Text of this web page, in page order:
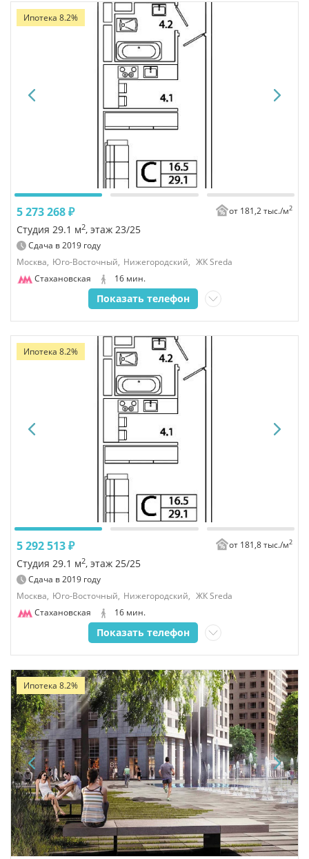
Ипотека 8.2%
5 273 268 ₽ от 181,2 тыс./м2
Студия 29.1 м2, этаж 23/25
Сдача в2019 году
Москва, Юго-Восточный, Нижегородский, ЖК Sreda
Стахановская
16 мин.
Показать телефон
Ипотека 8.2%
5 292 513 ₽ от 181,8 тыс./м2
Студия 29.1 м2, этаж 25/25
Сдача в2019 году
Москва, Юго-Восточный, Нижегородский, ЖК Sreda
Стахановская
16 мин.
Показать телефон
Ипотека 8.2%